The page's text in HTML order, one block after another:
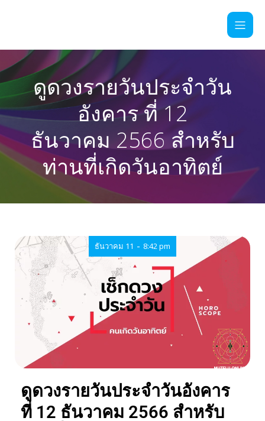
ดูดวงรายวันประจำวัน
อังคาร ที่ 12
ธันวาคม 2566 สำหรับ
ท่านที่เกิดวันอาทิตย์
ธันวาคม 11 - 8:42 pm
ดูดวงรายวันประจำวันอังคาร
ที่ 12 ธันวาคม 2566 สำหรับ